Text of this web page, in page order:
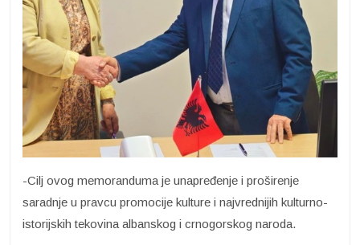
-Cilj ovog memoranduma je unapređenje i proširenje
saradnje u pravcu promocije kulture i najvrednijih kulturno-
istorijskih tekovina albanskog i crnogorskog naroda.